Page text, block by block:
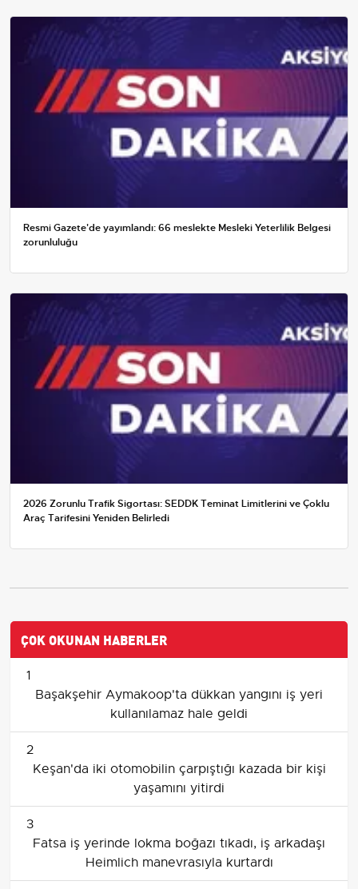
Resmi Gazete'de yayımlandı: 66 meslekte Mesleki Yeterlilik Belgesi
zorunluluğu
2026 Zorunlu Trafik Sigortası: SEDDK Teminat Limitlerini ve Çoklu
Araç Tarifesini Yeniden Belirledi
ÇOK OKUNAN HABERLER
1
Başakşehir Aymakoop'ta dükkan yangını iş yeri
kullanılamaz hale geldi
2
Keşan'da iki otomobilin çarpıştığı kazada bir kişi
yaşamını yitirdi
3
Fatsa iş yerinde lokma boğazı tıkadı, iş arkadaşı
Heimlich manevrasıyla kurtardı